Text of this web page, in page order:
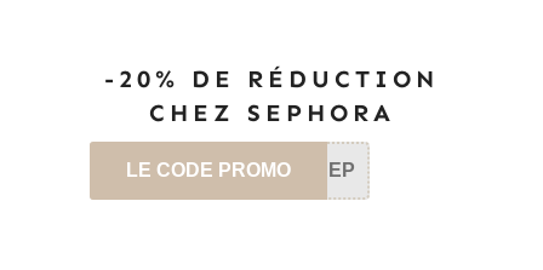
-20% DE RÉDUCTION
CHEZ SEPHORA
LE CODE PROMO SEP